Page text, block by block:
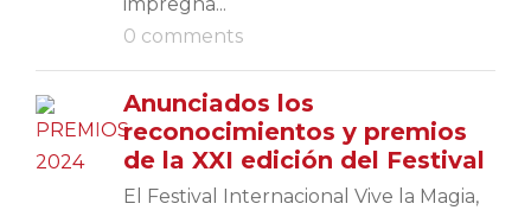
0 comments
Anunciados los
reconocimientos y premios
de la XXI edición del Festival
El Festival Internacional Vive la Magia,